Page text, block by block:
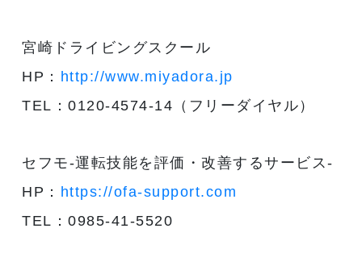
宮崎ドライビングスクール
HP： http://www.miyadora.jp
TEL：0120-4574-14（フリーダイヤル）
セフモ-運転技能を評価・改善するサービス-
HP： https://ofa-support.com
TEL：0985-41-5520